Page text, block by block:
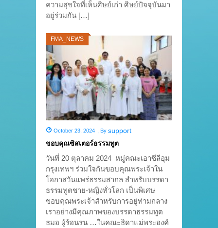
ความสุขใจที่เห็นศิษย์เก่า ศิษย์ปัจจุบันมา
อยู่ร่วมกัน […]
FMA_NEWS
October 23, 2024 By support
ขอบคุณซิสเตอร์ธรรมทูต
วันที่ 20 ตุลาคม 2024 หมู่คณะเอาซีลีอุม
กรุงเทพฯ ร่วมใจกันขอบคุณพระเจ้าใน
โอกาสวันแพร่ธรรมสากล สำหรับบรรดา
ธรรมทูตชาย-หญิงทั่วโลก เป็นพิเศษ
ขอบคุณพระเจ้าสำหรับการอยู่ท่ามกลาง
เราอย่างมีคุณภาพของบรรดาธรรมทูต
ธมอ ผู้ร้อนรน …ในคณะธิดาแม่พระองค์